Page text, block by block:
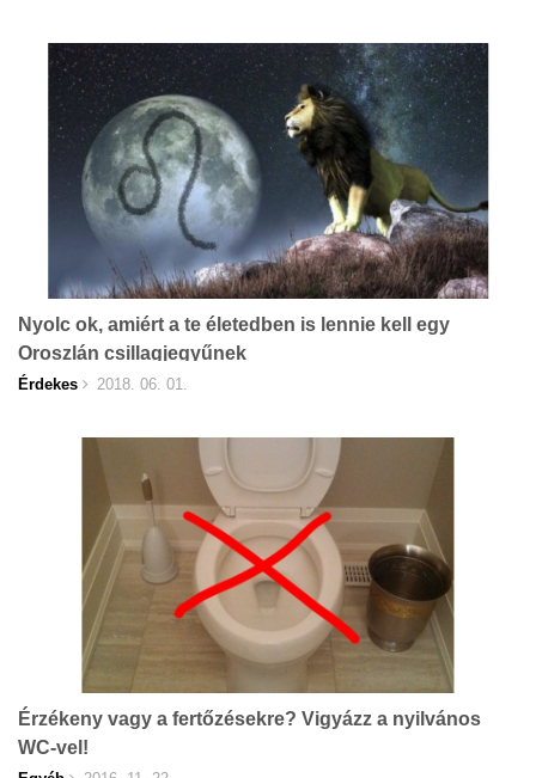
Nyolc ok, amiért a te életedben is lennie kell egy
Oroszlán csillagjegyűnek
Érdekes 2018. 06. 01.
Érzékeny vagy a fertőzésekre? Vigyázz a nyilvános
WC-vel!